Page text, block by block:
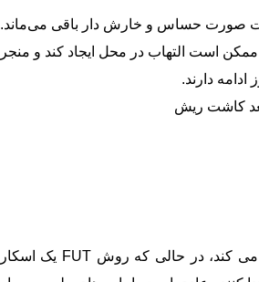
صورت حساس و خارش دار باقی می‌ماند.
ممکن است التهاب در محل ایجاد کند و منجر
دارند.
اسکارهای کوچک و معمولا غیرقابل تشخیص ایجاد می کند، در حالی که روش FUT یک اسکار